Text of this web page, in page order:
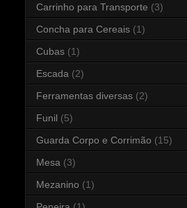
Carrinho para Transporte (3)
Concha para Cereais (1)
Cubas (1)
Escada (2)
Ferramentas diversas (2)
Funil (5)
Guarda Corpo e Corrimão (15)
Mesa (3)
Mezanino (1)